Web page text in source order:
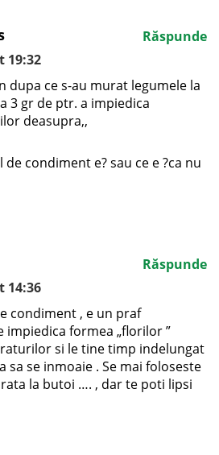
19:32
dupa ce s-au murat legumele la
3 gr de ptr. a impiedica
deasupra,,
de condiment e? sau ce e ?ca nu
Răspunde
14:36
condiment , e un praf
impiedica formea „florilor ”
si le tine timp indelungat
sa se inmoaie . Se mai foloseste
la butoi …. , dar te poti lipsi
Răspunde